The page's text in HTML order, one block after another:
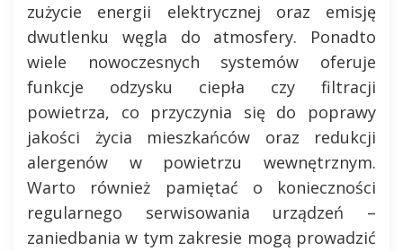
zużycie energii elektrycznej oraz emisję
dwutlenku węgla do atmosfery. Ponadto
wiele nowoczesnych systemów oferuje
funkcje odzysku ciepła czy filtracji
powietrza, co przyczynia się do poprawy
jakości życia mieszkańców oraz redukcji
alergenów w powietrzu wewnętrznym.
Warto również pamiętać o konieczności
regularnego serwisowania urządzeń –
zaniedbania w tym zakresie mogą prowadzić